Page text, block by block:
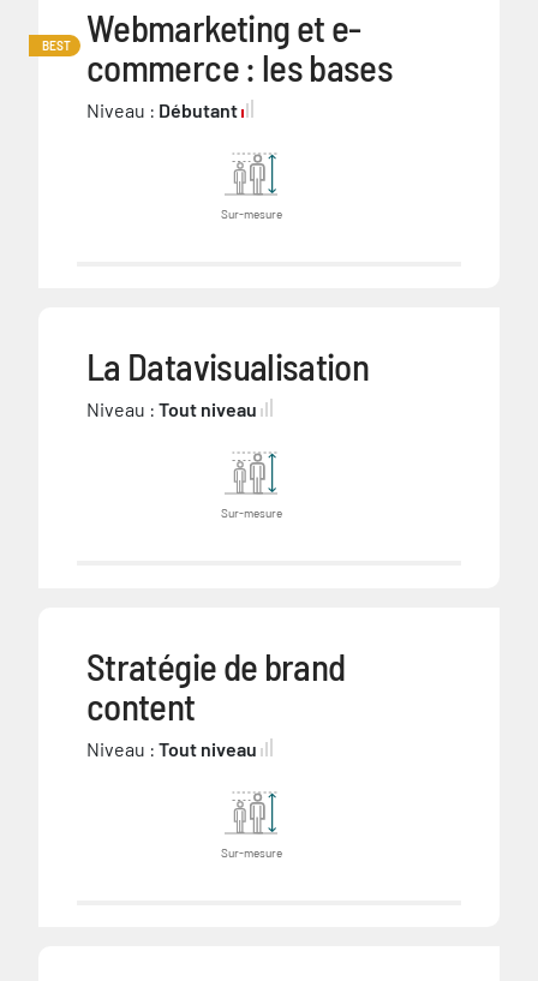
BEST
Webmarketing et e-
commerce : les bases
Niveau : Débutant
Sur-mesure
La Datavisualisation
Niveau : Tout niveau
Sur-mesure
Stratégie de brand
content
Niveau : Tout niveau
Sur-mesure